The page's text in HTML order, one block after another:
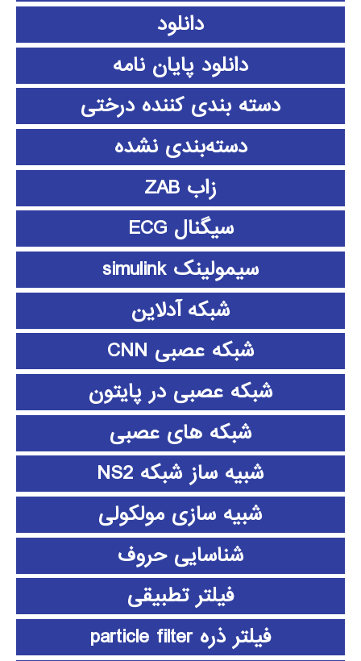
دانلود
دانلود پايان نامه
دسته بندی کننده درختی
دسته‌بندی نشده
زاب ZAB
سیگنال ECG
سیمولینک simulink
شبکه آدلاین
شبکه عصبی CNN
شبکه عصبی در پایتون
شبکه های عصبی
شبیه ساز شبکه NS2
شبیه سازی مولکولی
شناسایی حروف
فیلتر تطبیقی
فیلتر ذره particle filter